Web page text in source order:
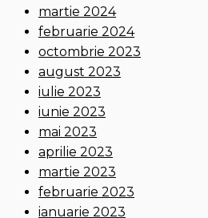
martie 2024
februarie 2024
octombrie 2023
august 2023
iulie 2023
iunie 2023
mai 2023
aprilie 2023
martie 2023
februarie 2023
ianuarie 2023